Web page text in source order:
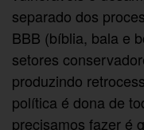
separado dos
BBB (bíblia, bala e
setores
produzindo
política é dona de
precisamos fazer é